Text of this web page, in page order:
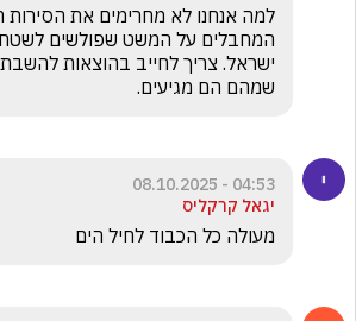
שמהם הם מגיעים.
04:53 - 08.10.2025
יגאל קרקליס
מעולה כל הכבוד לחיל הים